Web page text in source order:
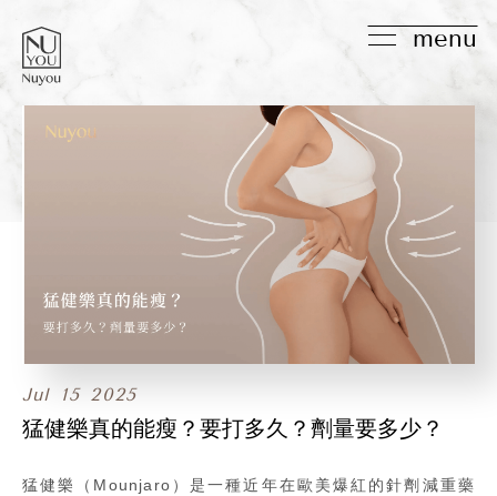
menu
Jul 15 2025
猛健樂真的能瘦？要打多久？劑量要多少？
猛健樂（Mounjaro）是一種近年在歐美爆紅的針劑減重藥